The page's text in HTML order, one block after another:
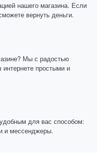
нашего магазина. Если
вернуть деньги.
Мы с радостью
интернете простыми и
для вас способом:
и мессенджеры.